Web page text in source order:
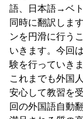
語、日本語→ベ
同時に翻訳しま
ンを円滑に行う
いきます。今回
験を行っていきま
これまでも外国
安心して教習を
回の外国語自動